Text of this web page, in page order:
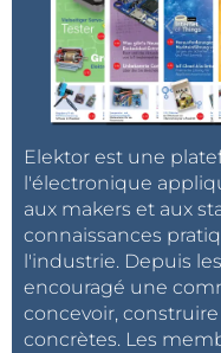
Elektor est une
l'électronique
aux makers et aux
connaissances
l'industrie. Depuis
encouragé une
concevoir,
concrètes. Les